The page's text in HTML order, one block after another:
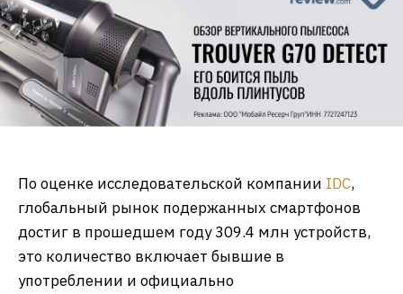
По оценке исследовательской компании IDC,
глобальный рынок подержанных смартфонов
достиг в прошедшем году 309.4 млн устройств,
это количество включает бывшие в
употреблении и официально